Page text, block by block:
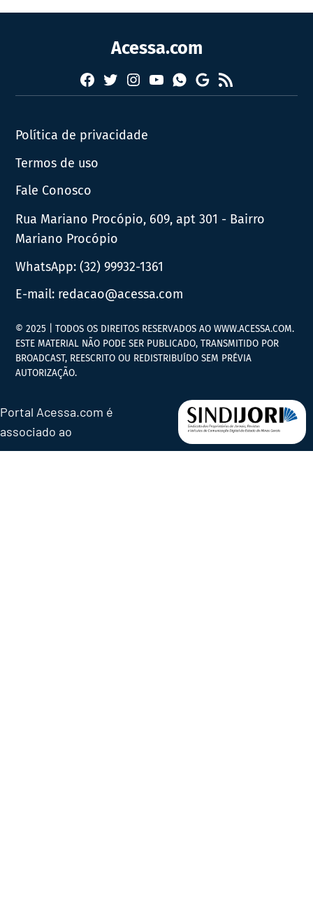
Acessa.com
Facebook
TwitterInstagram
YouTubeWhatsapp
Google
News
RSS
Política de privacidade
Termos de uso
Fale Conosco
Rua Mariano Procópio, 609, apt 301 - Bairro
Mariano Procópio
WhatsApp:(32) 99932-1361
E-mail: redacao@acessa.com
© 2025 | TODOS OS DIREITOS RESERVADOS AO WWW.ACESSA.COM.
ESTE MATERIAL NÃO PODE SER PUBLICADO, TRANSMITIDO POR
BROADCAST, REESCRITO OU REDISTRIBUÍDO SEM PRÉVIA
AUTORIZAÇÃO.
Portal Acessa.com é
associado ao